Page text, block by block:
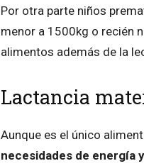
Por otra parte niños
menor a 1500kg o recién
alimentos además de la
Lactancia
Aunque es el único
necesidades de energía